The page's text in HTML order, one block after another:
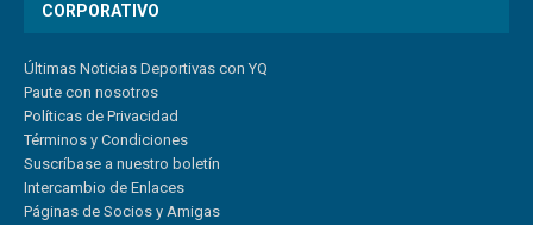
CORPORATIVO
Últimas Noticias Deportivas con YQ
Paute con nosotros
Políticas de Privacidad
Términos y Condiciones
Suscríbase a nuestro boletín
Intercambio de Enlaces
Páginas de Socios y Amigas